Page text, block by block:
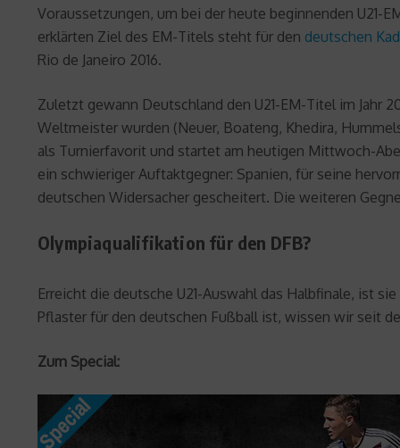
Voraussetzungen, um bei der heute beginnenden U21-
erklärten Ziel des EM-Titels steht für den deutschen
Rio de Janeiro 2016.
Zuletzt gewann Deutschland den U21-EM-Titel im Jahr
Weltmeister wurden (Neuer, Boateng, Khedira,
als Turnierfavorit und startet am heutigen Mittwoch-
ein schwieriger Auftaktgegner: Spanien, für seine
deutschen Widersacher gescheitert. Die weiteren
Olympiaqualifikation für den DFB?
Erreicht die deutsche U21-Auswahl das Halbfinale, ist
Pflaster für den deutschen Fußball ist, wissen wir seit
Zum Special: